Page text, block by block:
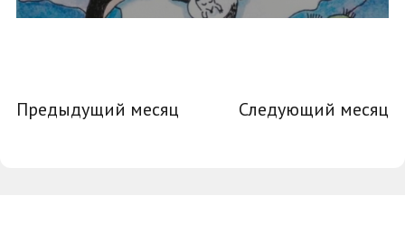
Предыдущий месяц Следующий месяц